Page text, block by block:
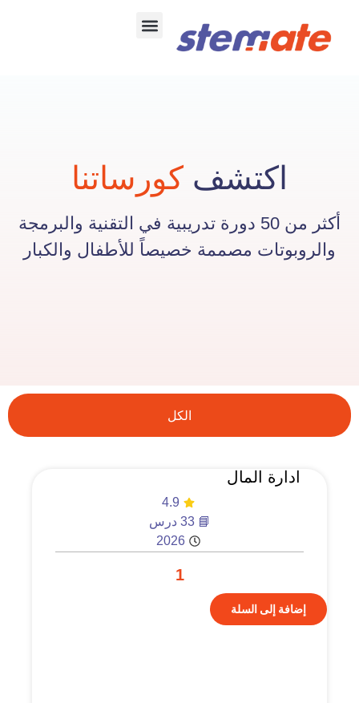
اكتشف كورساتنا
أكثر من 50 دورة تدريبية في التقنية والبرمجة
والروبوتات مصممة خصيصاً للأطفال والكبار
الكل
ادارة المال
4.9
📘 33 درس
2026
إضافة إلى السلة
1